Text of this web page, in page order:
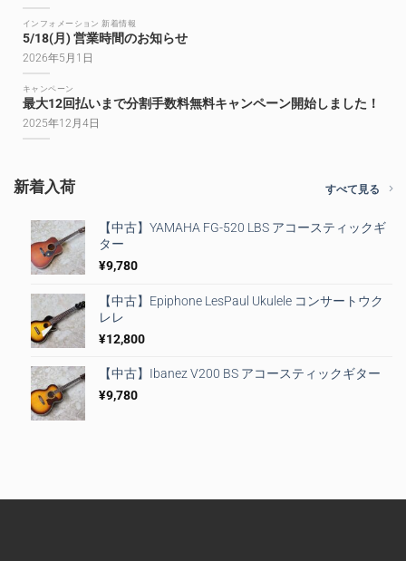
インフォメーション 新着情報
5/18(月) 営業時間のお知らせ
2026年5月1日
キャンペーン
最大12回払いまで分割手数料無料キャンペーン開始しました！
2025年12月4日
新着入荷 すべて見る
【中古】YAMAHA FG-520 LBS アコースティックギ
ター
¥9,780
【中古】Epiphone LesPaul Ukulele コンサートウク
レレ
¥12,800
【中古】Ibanez V200 BS アコースティックギター
¥9,780